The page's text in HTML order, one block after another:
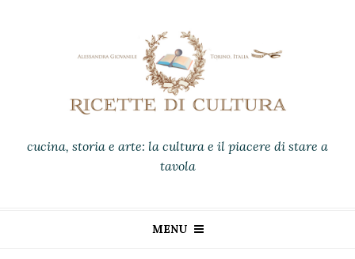
cucina, storia e arte: la cultura e il piacere di stare a
tavola
MENU